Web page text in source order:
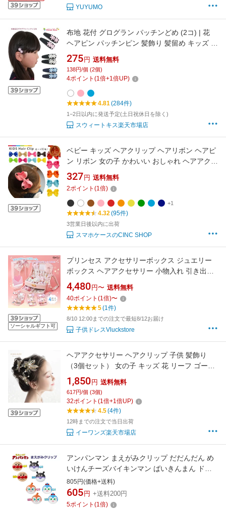
YUYUMO
布地 花付 グログラン パッチンどめ (2コ) | 花
ヘアピン パッチンピン 髪飾り 髪留め キッズ 女
の子 子供 幼稚園 小学生 通園 通学 お出かけ か
わいい KHCP SEO 全品 送料無料 実施中
275 円 送料無料
138円/個 (2個)
4ポイント (1倍+1倍UP)
4.81(284件)
1−2日以内に発送予定(土日祝休日を除く)
スウィートキス楽天市場店
ベビー キッズ ヘアクリップ ヘアリボン ヘアピ
ン リボン 女の子 かわいい おしゃれ ヘアアクセ
クリップ 髪留め 誕生日 結婚式 滑り止め クリス
マス 通園 ハンドメイド ピンク パーティー ペア
お揃い 選べる80種類 シンプル 無地 プレゼント
327 円 送料無料
2ポイント (1倍)
+1
4.32(95件)
3営業日後以内に出荷
スマホケースのCINC SHOP
ソーシャルギフト可
プリンセス アクセサリーボックス ジュエリー
ボックス ヘアアクセサリー 小物入れ 引き出し
大容量 お片づけ 知育 鍵付き ミラー付き 子供
女の子 小学生 幼稚園 誕生日 クリスマス プレゼ
ント ギフト くま うさぎ
4,480 円〜 送料無料
40ポイント (1倍)〜
5(1件)
8/10 12:00までの注文で最短8/12お届け
子供ドレスVluckstore
ヘアアクセサリー ヘアクリップ 子供 髪飾り
（3個セット） 女の子 キッズ 花 リーフ ゴール
ド ピンク パール ヘアクリップ かんざしタイプ
ピアノ 発表会 可愛い 上品 華やか 発表会 結婚
式写真撮影 (KD09)
1,850 円 送料無料
617円/個 (3個)
32ポイント (1倍+1倍UP)
4.5(4件)
12時までの注文で当日出荷
イーワンズ楽天市場店
アンパンマン まえがみクリップ だだんだん め
いけんチーズバイキンマン ばいきんまん ドキ
ンちゃん コキンちゃんメロンパンナちゃん あ
かちゃんまん 前髪クリップ
805円(価格+送料)
605 円 +送料200円
5ポイント (1倍)